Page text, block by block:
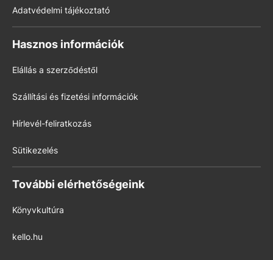
Adatvédelmi tájékoztató
Hasznos információk
Elállás a szerződéstől
Szállítási és fizetési információk
Hírlevél-feliratkozás
Sütikezelés
További elérhetőségeink
Könyvkultúra
kello.hu